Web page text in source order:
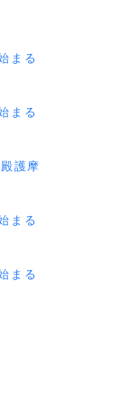
まる
まる
護摩
まる
まる